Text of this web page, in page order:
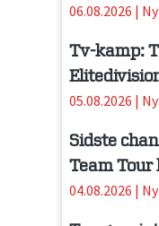
06.08.2026 |
Tv-kamp:
05.08.2026 |
Sidste
Team
04.08.2026 |